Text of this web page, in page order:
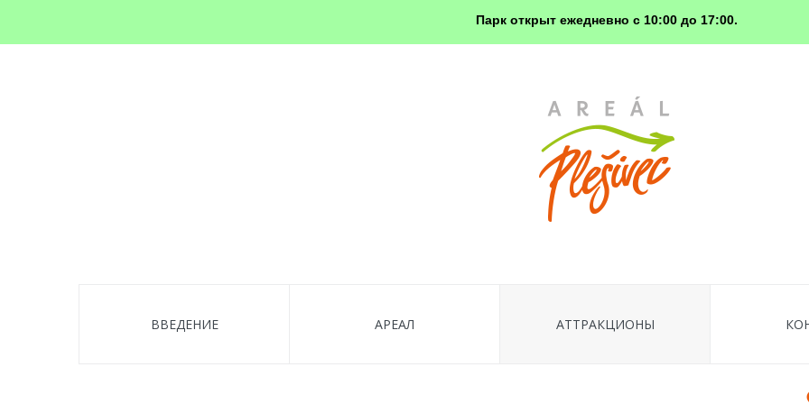
Парк открыт ежедневно с 10:00 до 17:00.
ВВЕДЕНИЕ AРЕАЛ AТТРАКЦИОНЫ